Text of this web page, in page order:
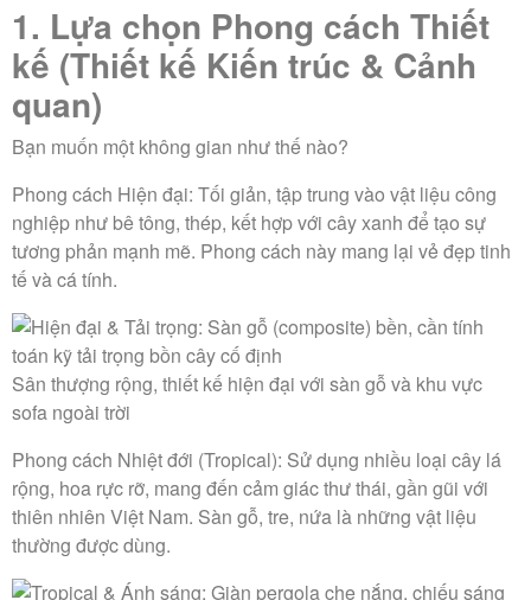
1. Lựa chọn Phong cách Thiết
kế (Thiết kế Kiến trúc & Cảnh
quan)
Bạn muốn một không gian như thế nào?
Phong cách Hiện đại: Tối giản, tập trung vào vật liệu công
nghiệp như bê tông, thép, kết hợp với cây xanh để tạo sự
tương phản mạnh mẽ. Phong cách này mang lại vẻ đẹp tinh
tế và cá tính.
Sân thượng rộng, thiết kế hiện đại với sàn gỗ và khu vực
sofa ngoài trời
Phong cách Nhiệt đới (Tropical): Sử dụng nhiều loại cây lá
rộng, hoa rực rỡ, mang đến cảm giác thư thái, gần gũi với
thiên nhiên Việt Nam. Sàn gỗ, tre, nứa là những vật liệu
thường được dùng.